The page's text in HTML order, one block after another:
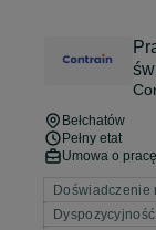
Bełchatów
Pełny etat
Umowa o pracę
Doświadczenie